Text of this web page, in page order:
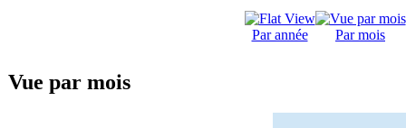
Par année Par mois
Vue par mois